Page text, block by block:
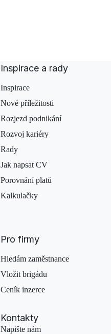
Inspirace a rady
Inspirace
Nové příležitosti
Rozjezd podnikání
Rozvoj kariéry
Rady
Jak napsat CV
Porovnání platů
Kalkulačky
Pro firmy
Hledám zaměstnance
Vložit brigádu
Ceník inzerce
Kontakty
Napište nám